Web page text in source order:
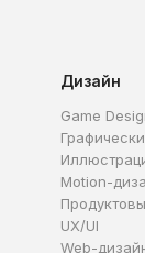
Дизайн
Game
Motion-
UX/UI
Web-